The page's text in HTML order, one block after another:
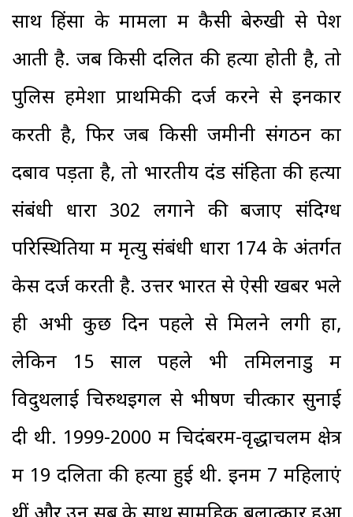
साथ हिंसा के मामलों में कैसी बेरुखी से पेश
आती है. जब किसी दलित की हत्या होती है, तो
पुलिस हमेशा प्राथमिकी दर्ज करने से इनकार
करती है, फिर जब किसी जमीनी संगठन का
दबाव पड़ता है, तो भारतीय दंड संहिता की हत्या
संबंधी धारा 302 लगाने की बजाए संदिग्ध
परिस्थितियों में मृत्यु संबंधी धारा 174 के अंतर्गत
केस दर्ज करती है. उत्तर भारत से ऐसी खबरें भले
ही अभी कुछ दिन पहले से मिलने लगी हों,
लेकिन 15 साल पहले भी तमिलनाडु में
विदुथलाई चिरुथइगल से भीषण चीत्कार सुनाई
दी थी. 1999-2000 में चिदंबरम-वृद्धाचलम क्षेत्र
में 19 दलितों की हत्या हुई थी. इनमें 7 महिलाएं